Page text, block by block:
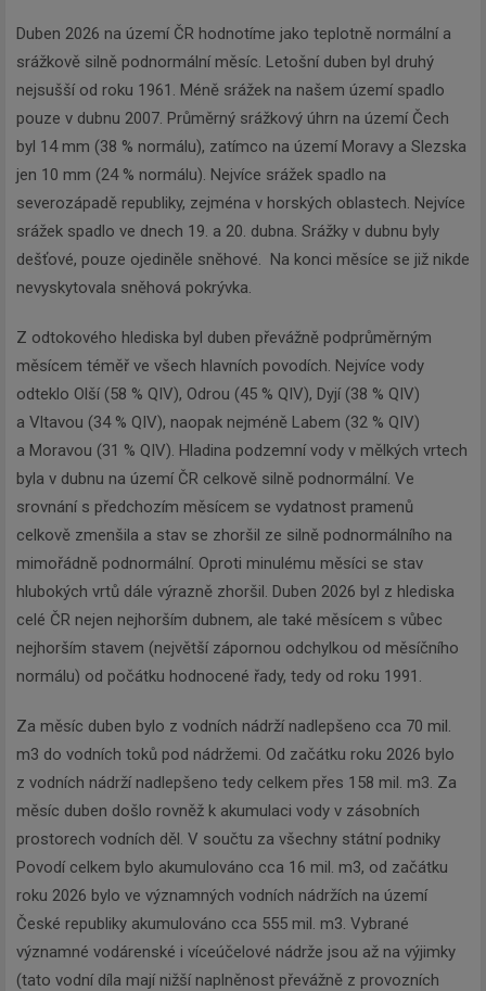
Duben 2026 na území ČR hodnotíme jako teplotně normální a
srážkově silně podnormální měsíc. Letošní duben byl druhý
nejsušší od roku 1961. Méně srážek na našem území spadlo
pouze v dubnu 2007. Průměrný srážkový úhrn na území Čech
byl 14 mm (38 % normálu), zatímco na území Moravy a Slezska
jen 10 mm (24 % normálu). Nejvíce srážek spadlo na
severozápadě republiky, zejména v horských oblastech. Nejvíce
srážek spadlo ve dnech 19. a 20. dubna. Srážky v dubnu byly
dešťové, pouze ojediněle sněhové. Na konci měsíce se již nikde
nevyskytovala sněhová pokrývka.
Z odtokového hlediska byl duben převážně podprůměrným
měsícem téměř ve všech hlavních povodích. Nejvíce vody
odteklo Olší (58 % QIV), Odrou (45 % QIV), Dyjí (38 % QIV)
a Vltavou (34 % QIV), naopak nejméně Labem (32 % QIV)
a Moravou (31 % QIV). Hladina podzemní vody v mělkých vrtech
byla v dubnu na území ČR celkově silně podnormální. Ve
srovnání s předchozím měsícem se vydatnost pramenů
celkově zmenšila a stav se zhoršil ze silně podnormálního na
mimořádně podnormální. Oproti minulému měsíci se stav
hlubokých vrtů dále výrazně zhoršil. Duben 2026 byl z hlediska
celé ČR nejen nejhorším dubnem, ale také měsícem s vůbec
nejhorším stavem (největší zápornou odchylkou od měsíčního
normálu) od počátku hodnocené řady, tedy od roku 1991.
Za měsíc duben bylo z vodních nádrží nadlepšeno cca 70 mil.
m3 do vodních toků pod nádržemi. Od začátku roku 2026 bylo
z vodních nádrží nadlepšeno tedy celkem přes 158 mil. m3. Za
měsíc duben došlo rovněž k akumulaci vody v zásobních
prostorech vodních děl. V součtu za všechny státní podniky
Povodí celkem bylo akumulováno cca 16 mil. m3, od začátku
roku 2026 bylo ve významných vodních nádržích na území
České republiky akumulováno cca 555 mil. m3. Vybrané
významné vodárenské i víceúčelové nádrže jsou až na výjimky
(tato vodní díla mají nižší naplněnost převážně z provozních
Newsletter
Zadejte váš email a my Vám
budeme zasílat ty nejdůležitější
informace, maximálně 1x týdně.
Odebírat